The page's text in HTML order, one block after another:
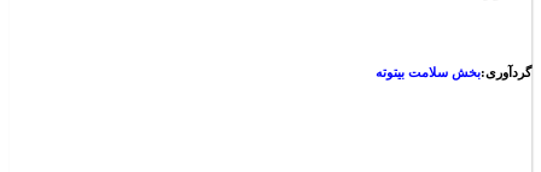
گردآوری:بخش سلامت بیتوته